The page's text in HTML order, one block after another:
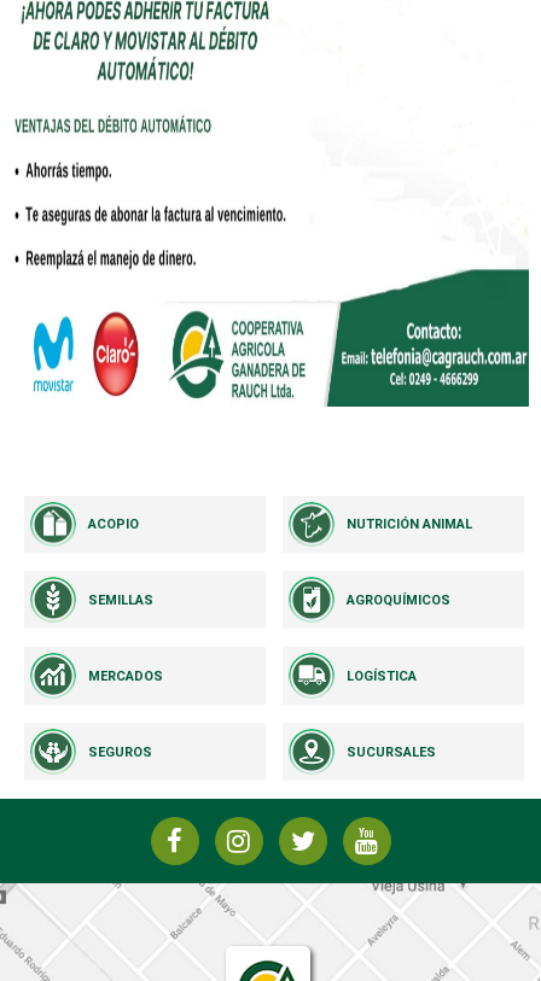
ACOPIO NUTRICIÓN ANIMAL
SEMILLAS AGROQUÍMICOS
MERCADOS LOGÍSTICA
SEGUROS SUCURSALES